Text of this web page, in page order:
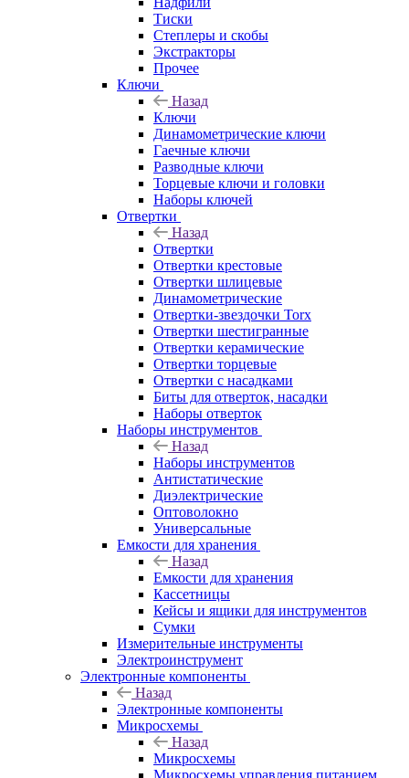
Тиски
Степлеры и скобы
Экстракторы
Прочее
Ключи
Назад
Ключи
Динамометрические ключи
Гаечные ключи
Разводные ключи
Торцевые ключи и головки
Наборы ключей
Отвертки
Назад
Отвертки
Отвертки крестовые
Отвертки шлицевые
Динамометрические
Отвертки-звездочки Torx
Отвертки шестигранные
Отвертки керамические
Отвертки торцевые
Отвертки с насадками
Биты для отверток, насадки
Наборы отверток
Наборы инструментов
Назад
Наборы инструментов
Антистатические
Диэлектрические
Оптоволокно
Универсальные
Емкости для хранения
Назад
Емкости для хранения
Кассетницы
Кейсы и ящики для инструментов
Сумки
Измерительные инструменты
Электроинструмент
Электронные компоненты
Назад
Электронные компоненты
Микросхемы
Назад
Микросхемы
Микросхемы управления питанием